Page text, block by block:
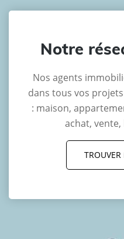
Notre
Nos agents
dans tous vos
: maison,
achat,